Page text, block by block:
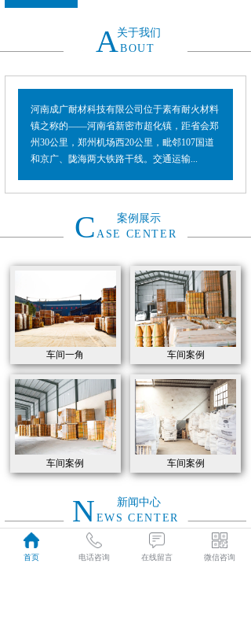
关于我们
ABOUT
河南成广耐材科技有限公司位于素有耐火材料
镇之称的——河南省新密市超化镇，距省会郑
州30公里，郑州机场西20公里，毗邻107国道
和京广、陇海两大铁路干线。交通运输...
案例展示
CASE CENTER
车间一角 车间案例
车间案例 车间案例
新闻中心
N EWS CENTER
2021 如何选用高炉炼铁各部位耐火材料
首页 电话咨询 在线留言 微信咨询